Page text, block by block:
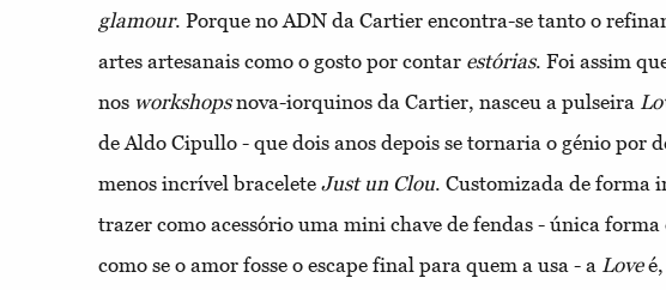
glamour. Porque no ADN da Cartier encontra-se tanto o
artes artesanais como o gosto por contar estórias. Foi assim
nos workshopsnova-iorquinos da Cartier, nasceu a pulseira
de Aldo Cipullo - que dois anos depois se tornaria o génio por
menos incrível bracelete Just un Clou. Customizada de forma
trazer como acessório uma mini chave de fendas - única
como se o amor fosse o escape final para quem a usa - a Loveé,